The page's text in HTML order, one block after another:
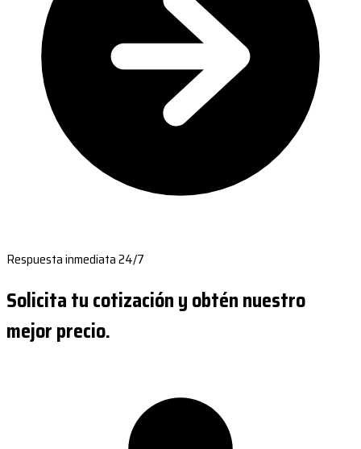
Respuesta inmediata 24/7
Solicita tu cotización y obtén nuestro
mejor precio.